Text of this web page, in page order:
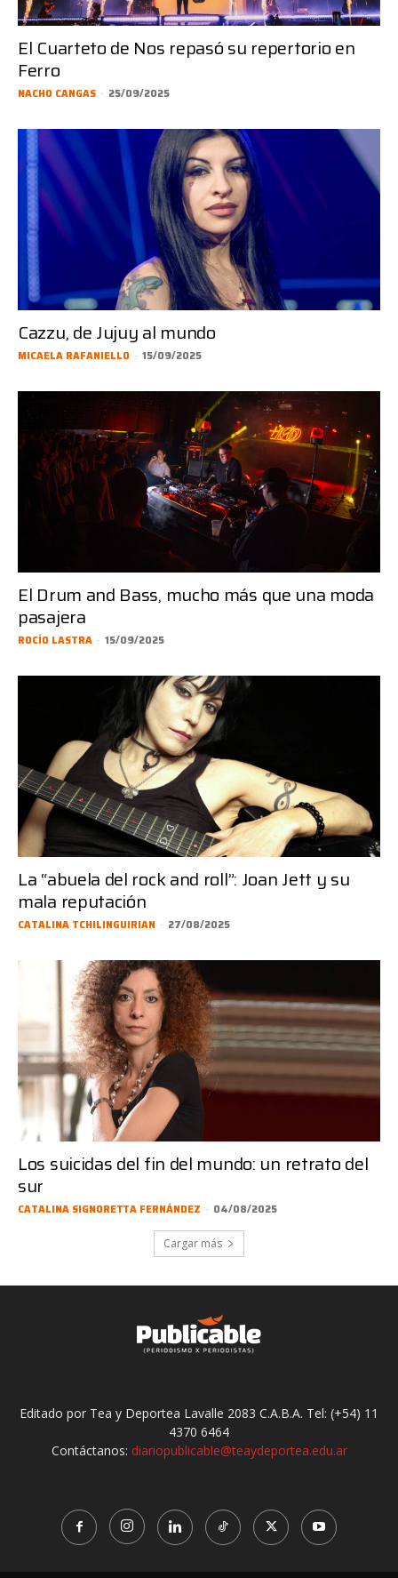
El Cuarteto de Nos repasó su repertorio en
Ferro
NACHO CANGAS - 25/09/2025
Cazzu, de Jujuy al mundo
MICAELA RAFANIELLO - 15/09/2025
El Drum and Bass, mucho más que una moda
pasajera
ROCÍO LASTRA - 15/09/2025
La “abuela del rock and roll”: Joan Jett y su
mala reputación
CATALINA TCHILINGUIRIAN - 27/08/2025
Los suicidas del fin del mundo: un retrato del
sur
CATALINA SIGNORETTA FERNÁNDEZ - 04/08/2025
Cargar más
Editado por Tea y Deportea Lavalle 2083 C.A.B.A. Tel: (+54) 11
4370 6464
Contáctanos: diariopublicable@teaydeportea.edu.ar